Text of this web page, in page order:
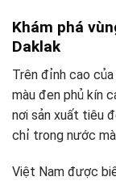
Khám phá
Daklak
Trên đỉnh cao
màu đen phủ kín
nơi sản xuất tiêu
chỉ trong nước
Việt Nam được